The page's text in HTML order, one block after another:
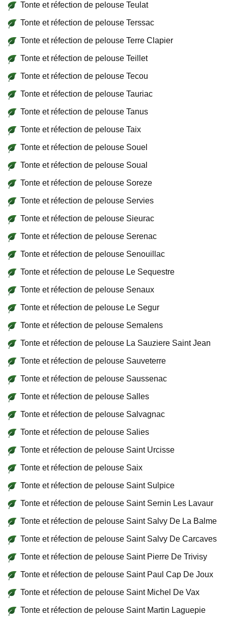
Tonte et réfection de pelouse Teulat
Tonte et réfection de pelouse Terssac
Tonte et réfection de pelouse Terre Clapier
Tonte et réfection de pelouse Teillet
Tonte et réfection de pelouse Tecou
Tonte et réfection de pelouse Tauriac
Tonte et réfection de pelouse Tanus
Tonte et réfection de pelouse Taix
Tonte et réfection de pelouse Souel
Tonte et réfection de pelouse Soual
Tonte et réfection de pelouse Soreze
Tonte et réfection de pelouse Servies
Tonte et réfection de pelouse Sieurac
Tonte et réfection de pelouse Serenac
Tonte et réfection de pelouse Senouillac
Tonte et réfection de pelouse Le Sequestre
Tonte et réfection de pelouse Senaux
Tonte et réfection de pelouse Le Segur
Tonte et réfection de pelouse Semalens
Tonte et réfection de pelouse La Sauziere Saint Jean
Tonte et réfection de pelouse Sauveterre
Tonte et réfection de pelouse Saussenac
Tonte et réfection de pelouse Salles
Tonte et réfection de pelouse Salvagnac
Tonte et réfection de pelouse Salies
Tonte et réfection de pelouse Saint Urcisse
Tonte et réfection de pelouse Saix
Tonte et réfection de pelouse Saint Sulpice
Tonte et réfection de pelouse Saint Sernin Les Lavaur
Tonte et réfection de pelouse Saint Salvy De La Balme
Tonte et réfection de pelouse Saint Salvy De Carcaves
Tonte et réfection de pelouse Saint Pierre De Trivisy
Tonte et réfection de pelouse Saint Paul Cap De Joux
Tonte et réfection de pelouse Saint Michel De Vax
Tonte et réfection de pelouse Saint Martin Laguepie